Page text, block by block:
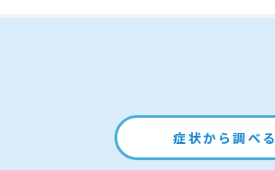
症状から調べる